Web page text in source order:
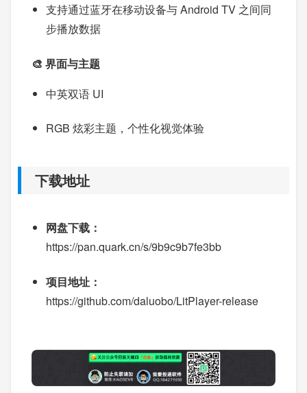
支持通过蓝牙在移动设备与 Android TV 之间同
步播放数据
🎨 界面与主题
中英双语 UI
RGB 炫彩主题，个性化视觉体验
下载地址
网盘下载：
https://pan.quark.cn/s/9b9c9b7fe3bb
项目地址：
https://github.com/daluobo/LitPlayer-release